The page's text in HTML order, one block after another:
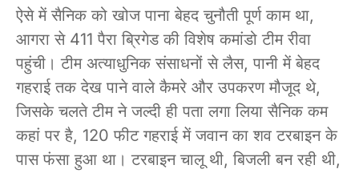
ऐसे में सैनिक को खोज पाना बेहद चुनौती पूर्ण काम था,
आगरा से 411 पैरा ब्रिगेड की विशेष कमांडो टीम रीवा
पहुंची। टीम अत्याधुनिक संसाधनों से लैस, पानी में बेहद
गहराई तक देख पाने वाले कैमरे और उपकरण मौजूद थे,
जिसके चलते टीम ने जल्दी ही पता लगा लिया सैनिक कम
कहां पर है, 120 फीट गहराई में जवान का शव टरबाइन के
पास फंसा हुआ था। टरबाइन चालू थी, बिजली बन रही थी,